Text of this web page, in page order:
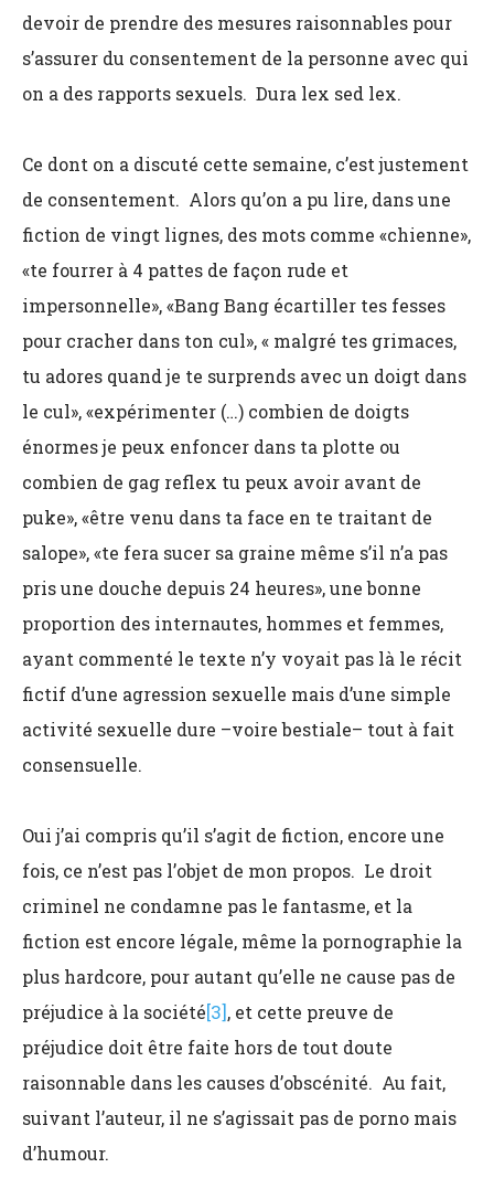
devoir de prendre des mesures raisonnables pour
s’assurer du consentement de la personne avec qui
on a des rapports sexuels. Dura lex sed lex.
Ce dont on a discuté cette semaine, c’est justement
de consentement. Alors qu’on a pu lire, dans une
fiction de vingt lignes, des mots comme «chienne»,
«te fourrer à 4 pattes de façon rude et
impersonnelle», «Bang Bang écartiller tes fesses
pour cracher dans ton cul», « malgré tes grimaces,
tu adores quand je te surprends avec un doigt dans
le cul», «expérimenter (…) combien de doigts
énormes je peux enfoncer dans ta plotte ou
combien de gag reflex tu peux avoir avant de
puke», «être venu dans ta face en te traitant de
salope», «te fera sucer sa graine même s’il n’a pas
pris une douche depuis 24 heures», une bonne
proportion des internautes, hommes et femmes,
ayant commenté le texte n’y voyait pas là le récit
fictif d’une agression sexuelle mais d’une simple
activité sexuelle dure –voire bestiale– tout à fait
consensuelle.
Oui j’ai compris qu’il s’agit de fiction, encore une
fois, ce n’est pas l’objet de mon propos. Le droit
criminel ne condamne pas le fantasme, et la
fiction est encore légale, même la pornographie la
plus hardcore, pour autant qu’elle ne cause pas de
préjudice à la société[3], et cette preuve de
préjudice doit être faite hors de tout doute
raisonnable dans les causes d’obscénité. Au fait,
suivant l’auteur, il ne s’agissait pas de porno mais
d’humour.